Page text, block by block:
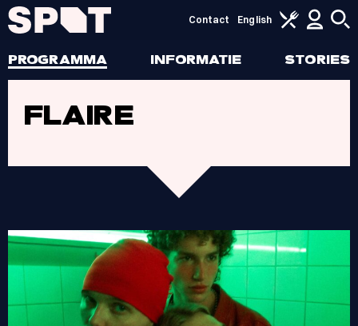
PROGRAMMA INFORMATIE STORIES
Contact English
FLAIRE